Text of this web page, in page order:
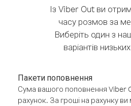
Із Viber Out ви
часу розмов за
Виберіть один з
варіантів
Пакети поповнення
Сума вашого поповнення Viber
рахунок. За гроші на рахунку